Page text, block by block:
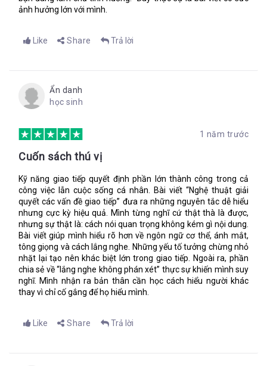
được viết tốt nhất trong cả cuốn sách. Bạn nên đọc Chương 6
rồi đọc tới Chương 7, vì nội dung Chương 6 sẽ được đề cập lăn
bạn muốn đọc gấp những gợi ý giải quyết xung đột giao tiếp từ
Thoạt nghe tên chương, ta sẽ khó hình dung nội dung chương
nói về vấn đề gì. Thật ra, “công cụ giao tiếp” ở đây là chỉ những
công ty lớn thường có các quy trình kỹ thuật. Tác giả muốn áp
trình giao tiếp dùng để làm việc và quản lý công việc.
Và vì quy trình vốn có tính logic và dễ hiểu đối với mọi người
nên chúng có thể làm dịu bớt những căng thẳng trong các
cuộc gặp mặt.
Theo tôi, cái gọi là “quy trình giao tiếp” này phù hợp với những
công ty và tập đoàn lớn hơn là những công ty nhỏ hay siêu
nhỏ. Dầu vậy, đây cũng là một ý tưởng hay và rất đáng suy
ngẫm phải không nào?
Cũng như trong Chương 6 và Chương 7, tác giả đưa ra các ví
dụ về quy trình làm việc mang nhiều yếu tố giao tiếp.
Trước khi bán hàng
ảnh hưởng lớn với mình.
Like Share Trả lời
Ẩn danh
học sinh
1 năm trước
Cuốn sách thú vị
Kỹ năng giao tiếp quyết định phần lớn thành công trong cả
công việc lẫn cuộc sống cá nhân. Bài viết “Nghệ thuật giải
quyết các vấn đề giao tiếp” đưa ra những nguyên tắc dễ hiểu
nhưng cực kỳ hiệu quả. Mình từng nghĩ cứ thật thà là được,
nhưng sự thật là: cách nói quan trọng không kém gì nội dung.
Bài viết giúp mình hiểu rõ hơn về ngôn ngữ cơ thể, ánh mắt,
tông giọng và cách lắng nghe. Những yếu tố tưởng chừng nhỏ
nhặt lại tạo nên khác biệt lớn trong giao tiếp. Ngoài ra, phần
chia sẻ về “lắng nghe không phán xét” thực sự khiến mình suy
nghĩ. Mình nhận ra bản thân cần học cách hiểu người khác
thay vì chỉ cố gắng để họ hiểu mình.
Like Share Trả lời